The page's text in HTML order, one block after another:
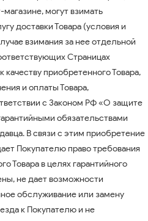
могут взимать
доставки Товара (условия и
взимания за нее отдельной
Страницах
качеству приобретенного Товара,
и оплаты Товара,
с Законом РФ «О защите
обязательствами
В связи с этим приобретение
Покупателю право требования
Товара в целях гарантийного
не дает возможности
обслуживание или замену
к Покупателю и не